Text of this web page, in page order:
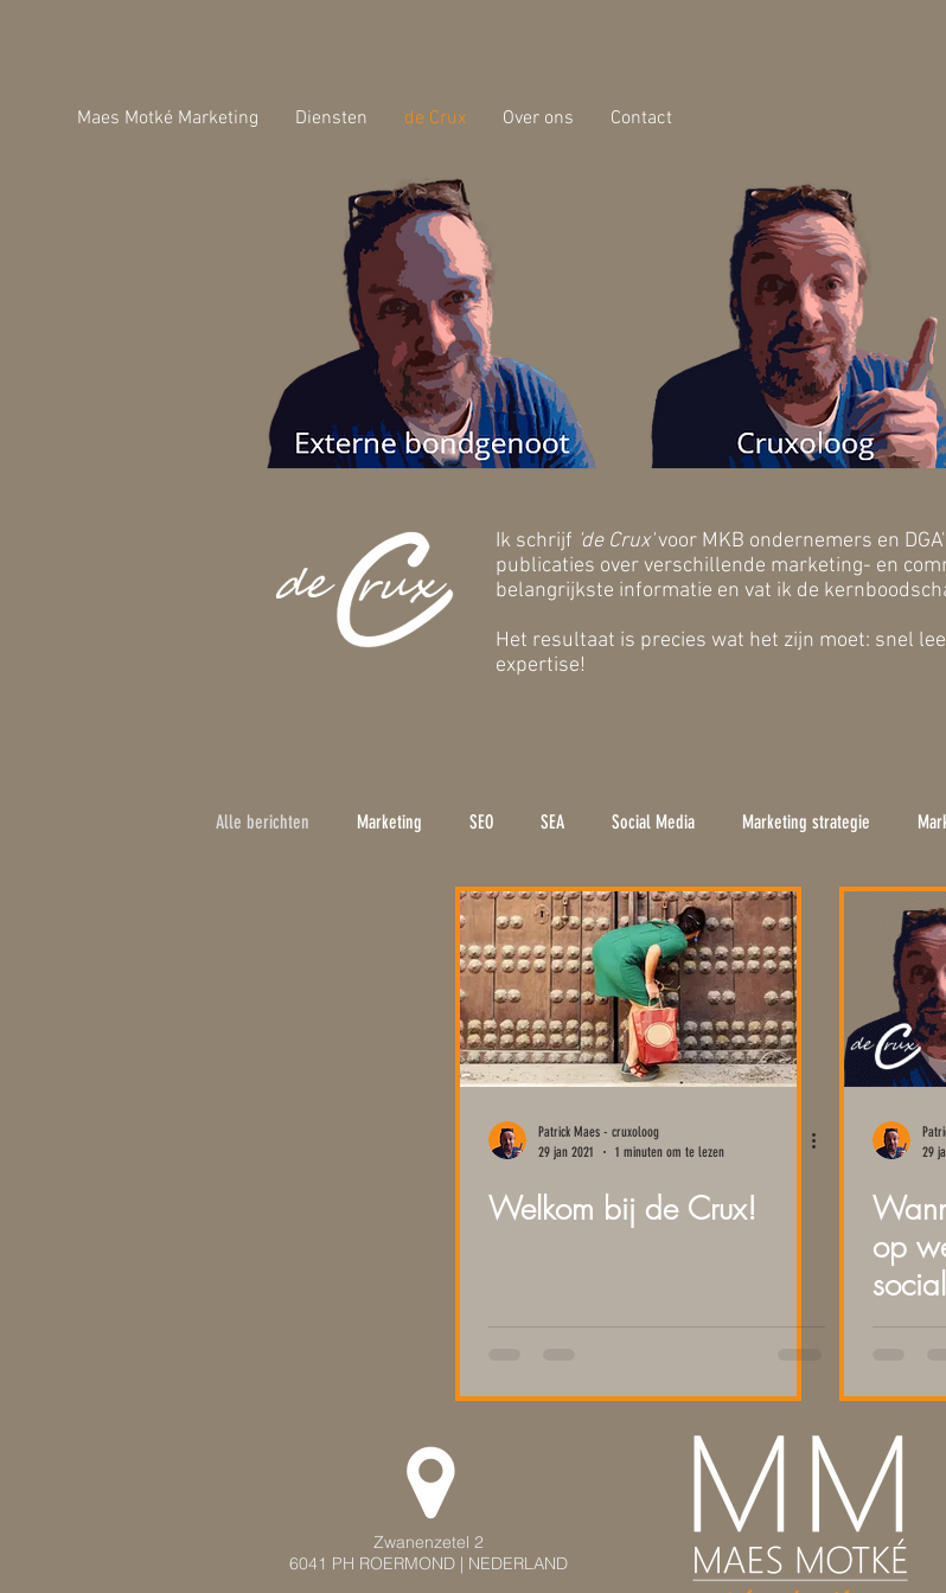
Maes Motké Marketing Diensten de Crux Over ons Contact
Ik schrijf 'de Crux'voor MKB ondernemers en
publicaties over verschillende marketing- en
belangrijkste informatie en vat ik de
Het resultaat is precies wat het zijn moet: snel
expertise!
Alle berichten Marketing SEO SEA Social Media Marketing strategie
Patrick Maes - cruxoloog
29 jan 2021
1 minuten om te lezen
Welkom bij de Crux!
29
op
Zwanenzetel 2
6041 PH ROERMOND | NEDERLAND